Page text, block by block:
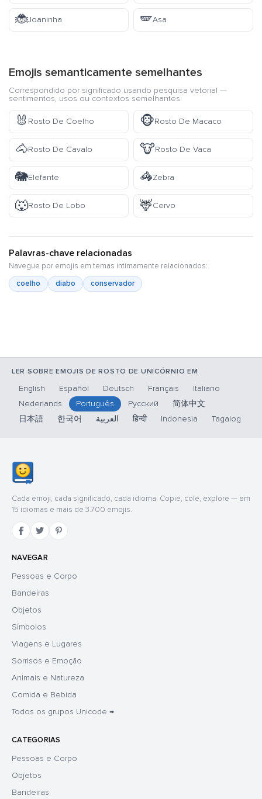
🐞Joaninha 🪽Asa
Emojis semanticamente semelhantes
Correspondido por significado usando pesquisa vetorial —
sentimentos, usos ou contextos semelhantes.
🐰 Rosto De Coelho 🐵Rosto De Macaco
🐴Rosto De Cavalo 🐮Rosto De Vaca
🐘Elefante 🦓Zebra
🐺Rosto De Lobo 🦌Cervo
Palavras-chave relacionadas
Navegue por emojis em temas intimamente relacionados:
coelho
diabo conservador
LER SOBRE EMOJIS DE ROSTO DE UNICÓRNIO EM
English Español Deutsch Français
Italiano
Nederlands
Português Русский
简体中文
日本語
한국어 العربية हिन्दी Indonesia Tagalog
Cada emoji, cada significado, cada idioma. Copie, cole, explore — em
15 idiomas e mais de 3.700 emojis.
NAVEGAR
Pessoas e Corpo
Bandeiras
Objetos
Símbolos
Viagens e Lugares
Sorrisos e Emoção
Animais e Natureza
Comida e Bebida
Todos os grupos Unicode →
CATEGORIAS
Pessoas e Corpo
Objetos
Bandeiras